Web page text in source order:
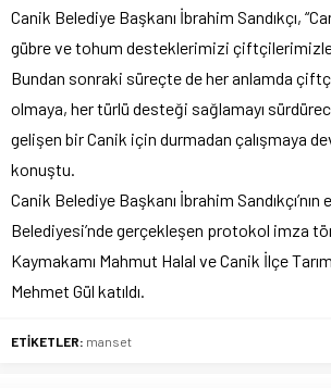
Canik Belediye Başkanı İbrahim Sandıkçı,
gübre ve tohum desteklerimizi
Bundan sonraki süreçte de her anlamda
olmaya, her türlü desteği sağlamayı
gelişen bir Canik için durmadan çalışmaya
konuştu.
Canik Belediye Başkanı İbrahim
Belediyesi’nde gerçekleşen protokol imza
Kaymakamı Mahmut Halal ve Canik İlçe
Mehmet Gül katıldı.
ETİKETLER: manset